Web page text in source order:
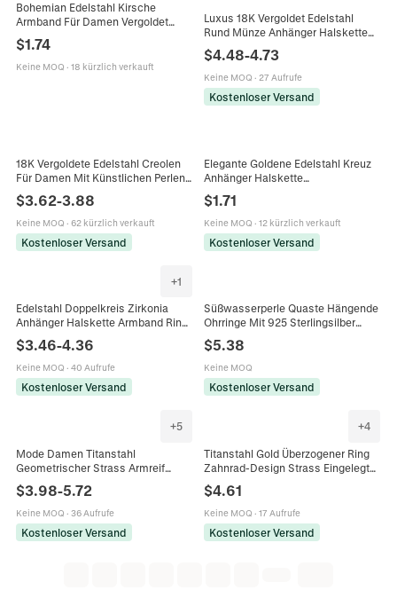
Bohemian Edelstahl Kirsche
Armband Für Damen Vergoldet
Emaille Bunte Frucht Anhänger
Armband Strass Schmuck
Geschenk
$1.74
Keine MOQ · 18 kürzlich verkauft
Luxus 18K Vergoldet Edelstahl
Rund Münze Anhänger Halskette
Für Damen Zirkonia Eingelegt
Serenity Prayer Wasserdicht
Modeschmuck
$4.48-4.73
Keine MOQ · 27 Aufrufe
Kostenloser Versand
18K Vergoldete Edelstahl Creolen
Für Damen Mit Künstlichen Perlen
Schmuck
$3.62-3.88
Keine MOQ · 62 kürzlich verkauft
Kostenloser Versand
Elegante Goldene Edelstahl Kreuz
Anhänger Halskette
Schmuck Geschenk Für Damen
$1.71
Keine MOQ · 12 kürzlich verkauft
Kostenloser Versand
+1
Edelstahl Doppelkreis Zirkonia
Anhänger Halskette Armband Ring
Schmuck Für Damen Minimalist
Mode Accessoire
$3.46-4.36
Keine MOQ · 40 Aufrufe
Kostenloser Versand
Süßwasserperle Quaste Hängende
Ohrringe Mit 925 Sterlingsilber
Ohrstecker-Stift Galvanisiert 18K
Gold Lange Kette Ohrringe Damen
Schmuck
$5.38
Keine MOQ
Kostenloser Versand
+5
Mode Damen Titanstahl
Geometrischer Strass Armreif
Gold Silber Roségold Schmuck Für
Damen
$3.98-5.72
Keine MOQ · 36 Aufrufe
Kostenloser Versand
+4
Titanstahl Gold Überzogener Ring
Zahnrad-Design Strass Eingelegt
Valentinstag Geschenk Damen
Herren Ring
$4.61
Keine MOQ · 17 Aufrufe
Kostenloser Versand